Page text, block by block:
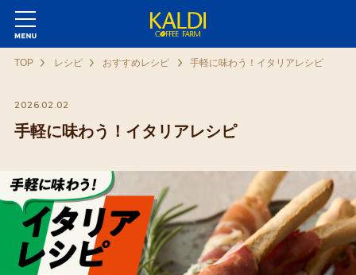
TOP レシピ おすすめレシピ 手軽に味わう！イタリアレシピ
手軽に味わう！イタリアレシピ
2026.02.02